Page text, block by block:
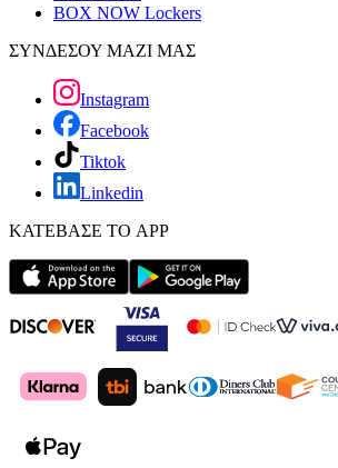
BOX NOW Lockers
ΣΥΝΔΕΣΟΥ ΜΑΖΙ ΜΑΣ
Instagram
Facebook
Tiktok
Linkedin
ΚΑΤΕΒΑΣΕ ΤΟ APP